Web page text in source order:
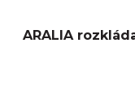
ARALIA